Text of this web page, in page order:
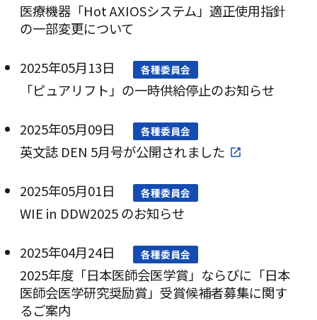
医療機器「Hot AXIOSシステム」適正使用指針
の一部変更について
2025年05月13日 各種委員会
「ピュアリフト」の一時供給停止のお知らせ
2025年05月09日 各種委員会
英文誌 DEN 5月号が公開されました
2025年05月01日 各種委員会
WIE in DDW2025 のお知らせ
2025年04月24日 各種委員会
2025年度「日本医師会医学賞」ならびに「日本
医師会医学研究奨励賞」受賞候補者募集に関す
るご案内